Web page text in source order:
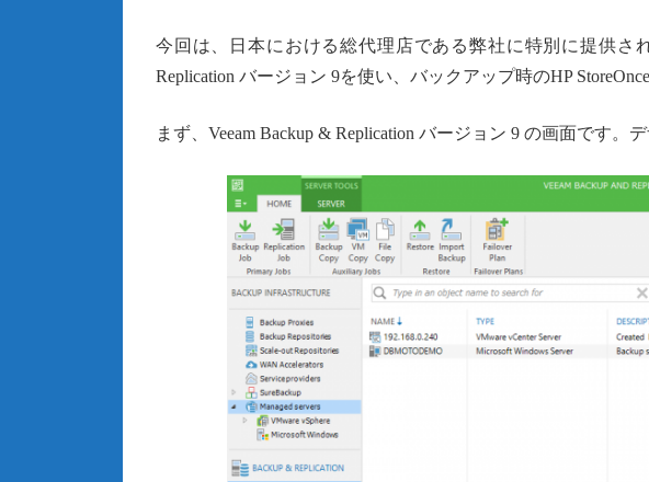
今回は、日本における総代理店である弊社に特別に提供さ
Replication バージョン 9を使い、バックアップ時のHP
まず、Veeam Backup & Replication バージョン 9 の画面です。